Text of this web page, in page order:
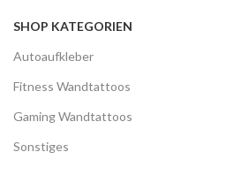
SHOP KATEGORIEN
Autoaufkleber
Fitness Wandtattoos
Gaming Wandtattoos
Sonstiges